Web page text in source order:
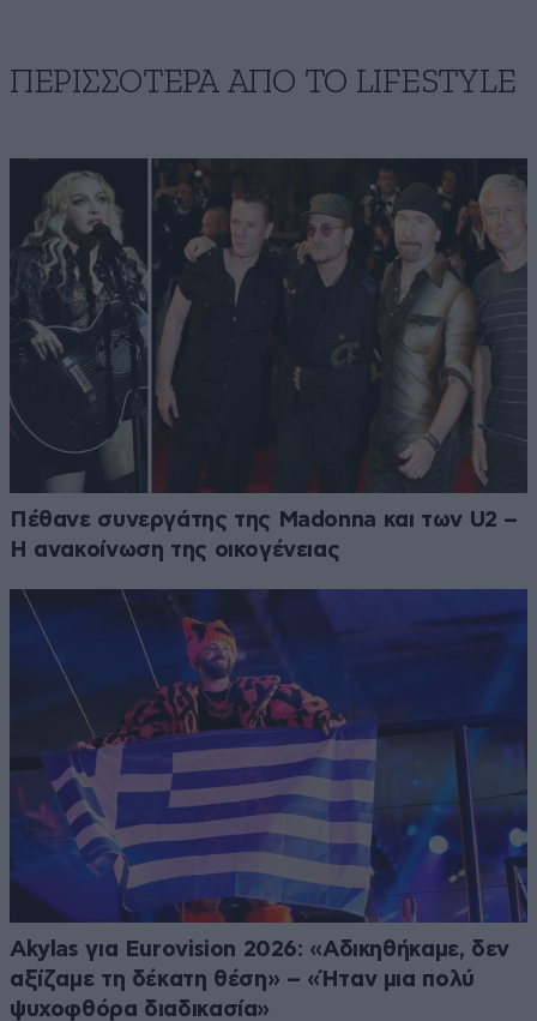
ΠΕΡΙΣΣΟΤΕΡΑ ΑΠΟ ΤΟ LIFESTYLE
Πέθανε συνεργάτης της Madonna και των U2 –
Η ανακοίνωση της οικογένειας
Akylas για Eurovision 2026: «Aδικηθήκαμε, δεν
αξίζαμε τη δέκατη θέση» – «Ήταν μια πολύ
ψυχοφθόρα διαδικασία»